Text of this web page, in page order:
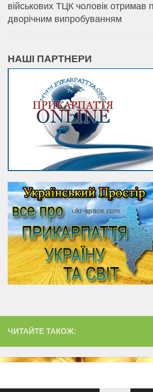
військових ТЦК чоловік отримав
дворічним випробуванням
НАШІ ПАРТНЕРИ
ЧИТАЙТЕ ТАКОЖ: